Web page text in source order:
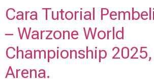
Cara Tutorial
– Warzone World
Championship
Arena.